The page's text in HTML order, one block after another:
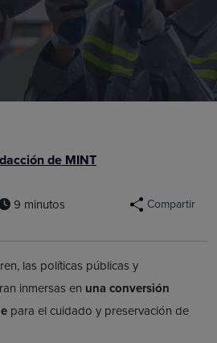
de MINT
9 minutos Compartir
las políticas públicas y
inmersas en una conversión
para el cuidado y preservación de